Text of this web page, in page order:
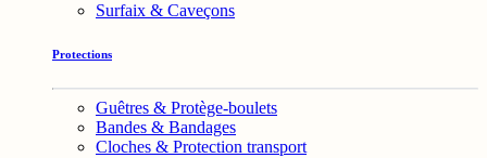
Surfaix & Caveçons
Protections
Guêtres & Protège-boulets
Bandes & Bandages
Cloches & Protection transport